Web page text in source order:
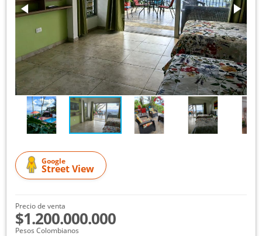
Google
Street View
Precio de venta
$1.200.000.000
Pesos Colombianos